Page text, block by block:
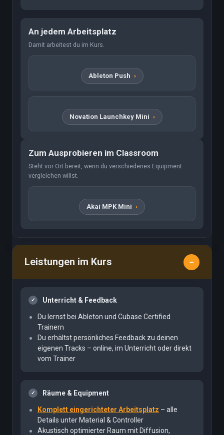
An jedem Arbeitsplatz
Damit arbeitest du im Kurs.
Ableton Push
Novation Launchkey Mini
Zum Ausprobieren im Classroom
Steht vor Ort bereit, wenn du verschiedenes Equipment
vergleichen willst.
Akai MPK Mini
Leistungen im Kurs
Unterricht & Feedback
Du lernst bei Ableton und Cubase Certified
Trainern
Du erhältst persönliches Feedback zu deinen
eigenen Tracks – online, im Unterricht oder direkt
vom Trainer
Räume & Equipment
Komplett eingerichteter Arbeitsplatz – alle
Details unter Material & Controller
Akustisch optimierter Raum mit Diffusion,